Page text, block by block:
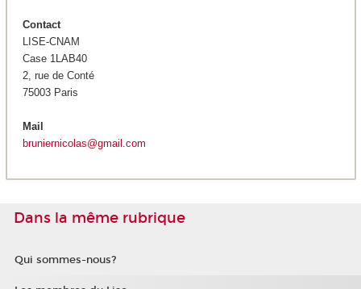
Contact
LISE-CNAM
Case 1LAB40
2, rue de Conté
75003 Paris
Mail
bruniernicolas@gmail.com
Dans la même rubrique
Qui sommes-nous?